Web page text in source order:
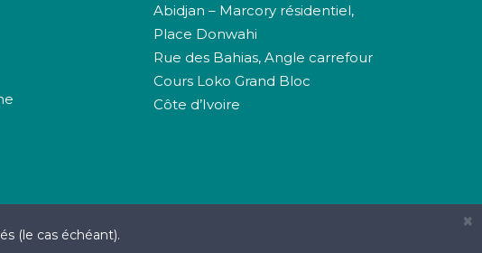
×
(le cas échéant).
Abidjan – Marcory résidentiel,
Place Donwahi
Rue des Bahias, Angle carrefour
Cours Loko Grand Bloc
Côte d’Ivoire